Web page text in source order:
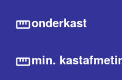
onderkast
min.